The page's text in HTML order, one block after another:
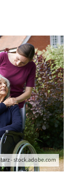
- stock.adobe.com